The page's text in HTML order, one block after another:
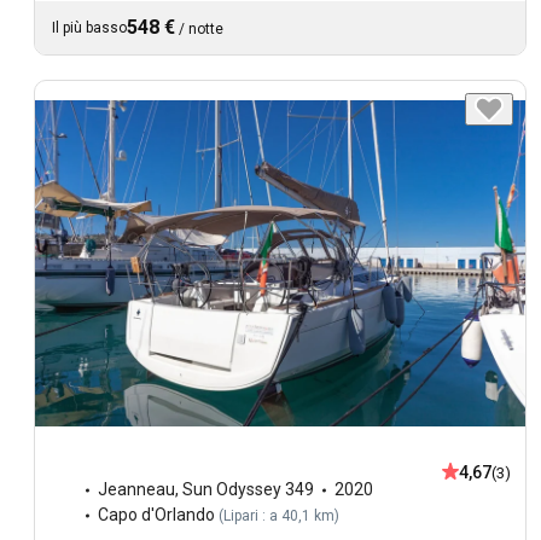
Il più basso548 € / notte
Jeanneau, Sun Odyssey 349
2020
Capo d'Orlando ( Lipari : a 40,1 km)
4,67(3)